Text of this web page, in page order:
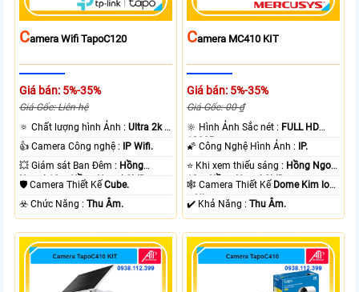
CAmera Wifi TapoC120
Giá bán: 5%-35%
Giá Gốc: Liên hệ
🔅 Chất lượng hình Ảnh :Ultra 2k +
.
👍 Camera Công nghệ :
IP Wifi.
💥 Giám sát Ban Đêm : Hồng
Ngoại 10m Hồng Ngoại SMD.
🛡 Camera Thiết KếCube.
️☣️ Chức Năng :Thu Âm.
CAmera MC410 KIT
Giá bán: 5%-35%
Giá Gốc: 00 ₫
🔆 Hình Ảnh Sắc nét : FULL HD
1080P .
🌠 Công Nghệ Hình Ảnh :
IP.
⭐ Khi xem thiếu sáng : Hồng Ngoại
10m Hồng Ngoại SMD.
🕸️ Camera Thiết Kế Dome Kim loại
+ Nhựa.
️✔️ Khả Năng :Thu Âm.